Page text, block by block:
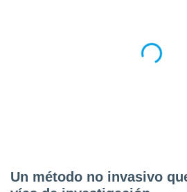
Un método no invasivo